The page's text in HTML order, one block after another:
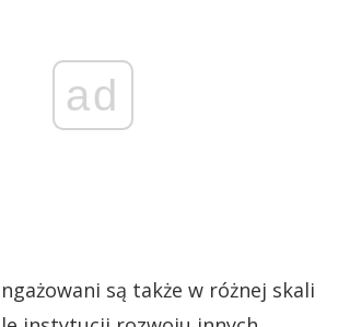
ad
są także w różnej skali